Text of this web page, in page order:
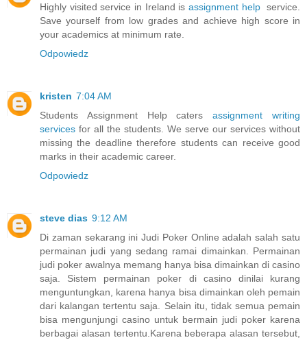
Highly visited service in Ireland is assignment help service.
Save yourself from low grades and achieve high score in
your academics at minimum rate.
Odpowiedz
kristen 7:04 AM
Students Assignment Help catersassignment writing
services for all the students. We serve our services without
missing the deadline therefore students can receive good
marks in their academic career.
Odpowiedz
steve dias 9:12 AM
Di zaman sekarang ini Judi Poker Online adalah salah satu
permainan judi yang sedang ramai dimainkan. Permainan
judi poker awalnya memang hanya bisa dimainkan di casino
saja. Sistem permainan poker di casino dinilai kurang
menguntungkan, karena hanya bisa dimainkan oleh pemain
dari kalangan tertentu saja. Selain itu, tidak semua pemain
bisa mengunjungi casino untuk bermain judi poker karena
berbagai alasan tertentu.Karena beberapa alasan tersebut,